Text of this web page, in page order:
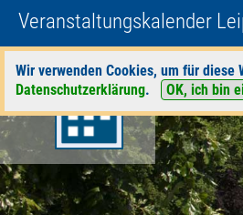
Veranstaltungskalender
Wir verwenden Cookies, um für
Datenschutzerklärung. OK, ich bin